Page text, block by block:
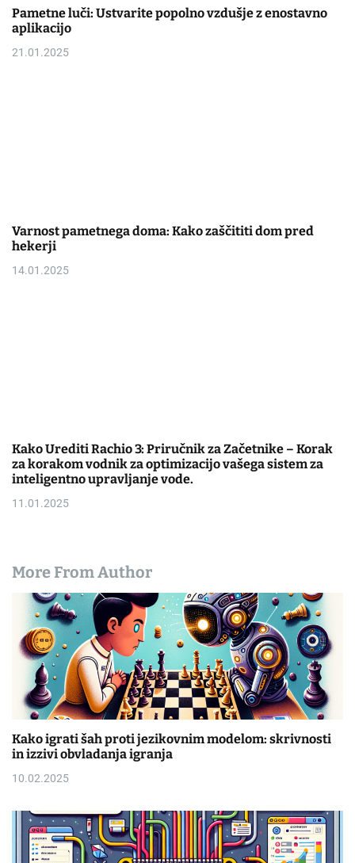
Pametne luči: Ustvarite popolno vzdušje z enostavno
aplikacijo
21.01.2025
Varnost pametnega doma: Kako zaščititi dom pred
hekerji
14.01.2025
Kako Urediti Rachio 3: Priručnik za Začetnike – Korak
za korakom vodnik za optimizacijo vašega sistem za
inteligentno upravljanje vode.
11.01.2025
More From Author
Kako igrati šah proti jezikovnim modelom: skrivnosti
in izzivi obvladanja igranja
10.02.2025